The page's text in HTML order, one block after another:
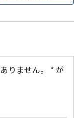
りません。
*が